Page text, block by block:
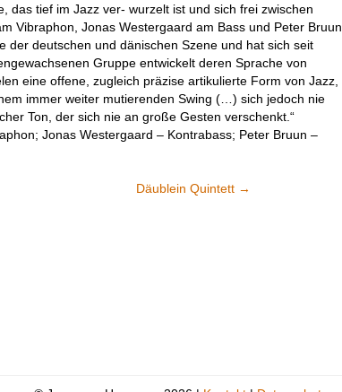
das tief im Jazz ver- wurzelt ist und sich frei zwischen
Vibraphon, Jonas Westergaard am Bass und Peter Bruun
der deutschen und dänischen Szene und hat sich seit
Gruppe entwickelt deren Sprache von
eine offene, zugleich präzise artikulierte Form von Jazz,
immer weiter mutierenden Swing (…) sich jedoch nie
Ton, der sich nie an große Gesten verschenkt.“
Jonas Westergaard – Kontrabass; Peter Bruun –
Däublein Quintett →